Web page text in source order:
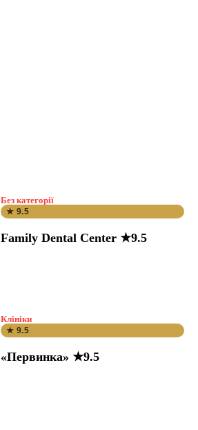
Без категорії
★ 9.5
Family Dental Center ★9.5
Клініки
★ 9.5
«Первинка» ★9.5